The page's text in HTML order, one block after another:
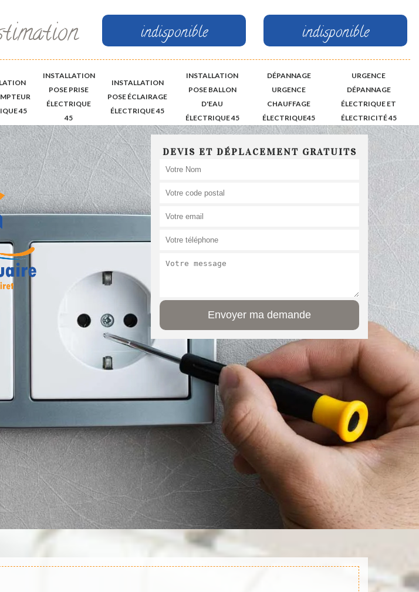
indisponible indisponible
45
INSTALLATION
POSE PRISE
ÉLECTRIQUE
45
INSTALLATION
POSE ÉCLAIRAGE
ÉLECTRIQUE 45
INSTALLATION
POSE BALLON
D'EAU
ÉLECTRIQUE 45
DÉPANNAGE
URGENCE
CHAUFFAGE
ÉLECTRIQUE45
URGENCE
DÉPANNAGE
ÉLECTRIQUE ET
ÉLECTRICITÉ 45
DEVIS ET DÉPLACEMENT GRATUITS